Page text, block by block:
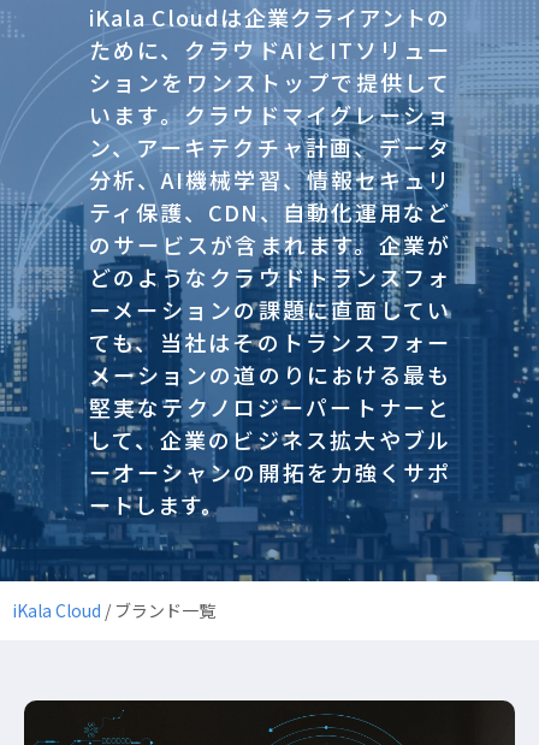
iKala Cloudは企業クライアントの
ために、クラウドAIとITソリュー
ションをワンストップで提供して
います。クラウドマイグレーショ
ン、アーキテクチャ計画、データ
分析、AI機械学習、情報セキュリ
ティ保護、CDN、自動化運用など
のサービスが含まれます。企業が
どのようなクラウドトランスフォ
ーメーションの課題に直面してい
ても、当社はそのトランスフォー
メーションの道のりにおける最も
堅実なテクノロジーパートナーと
して、企業のビジネス拡大やブル
ーオーシャンの開拓を力強くサポ
ートします。
iKala Cloud / ブランド一覧